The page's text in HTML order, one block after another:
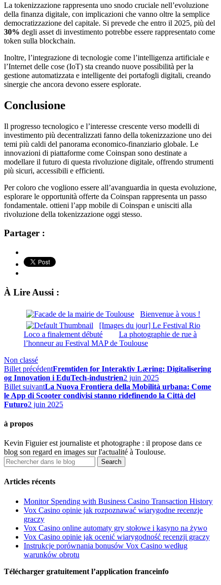
La tokenizzazione rappresenta uno snodo cruciale nell’evoluzione
della finanza digitale, con implicazioni che vanno oltre la semplice
democratizzazione del capitale. Si prevede che entro il 2025, più del
30% degli asset di investimento potrebbe essere rappresentato come
token sulla blockchain.
Inoltre, l’integrazione di tecnologie come l’intelligenza artificiale e
l’Internet delle cose (IoT) sta creando nuove possibilità per la
gestione automatizzata e intelligente dei portafogli digitali, creando
sinergie che ancora devono essere esplorate.
Conclusione
Il progresso tecnologico e l’interesse crescente verso modelli di
investimento più decentralizzati fanno della tokenizzazione uno dei
temi più caldi del panorama economico-finanziario globale. Le
innovazioni di piattaforme come Coinspan sono destinate a
modellare il futuro di questa rivoluzione digitale, offrendo strumenti
più sicuri, accessibili e efficienti.
Per coloro che vogliono essere all’avanguardia in questa evoluzione,
esplorare le opportunità offerte da Coinspan rappresenta un passo
fondamentale. ottieni l’app mobile di Coinspan e unisciti alla
rivoluzione della tokenizzazione oggi stesso.
Partager :
À Lire Aussi :
Bienvenue à vous !
[Images du jour] Le Festival Rio
Loco a finalement débuté
La photographie de rue à
l’honneur au Festival MAP de Toulouse
Non classé
Billet précédentFremtiden for Interaktiv Læring: Digitalisering
og Innovation i EduTech-industrien2 juin 2025
Billet suivantLa Nuova Frontiera della Mobilità urbana: Come
le App di Scooter condivisi stanno ridefinendo la Città del
Futuro2 juin 2025
à propos
Kevin Figuier est journaliste et photographe : il propose dans ce
blog son regard en images sur l'actualité à Toulouse.
Articles récents
Monitor Spending with Business Casino Transaction History
Vox Casino opinie jak rozpoznawać wiarygodne recenzje
graczy
Vox Casino online automaty gry stołowe i kasyno na żywo
Vox Casino opinie jak ocenić wiarygodność recenzji graczy
Instrukcje porównania bonusów Vox Casino według
warunków obrotu
Télécharger gratuitement l’application franceinfo